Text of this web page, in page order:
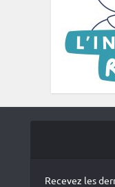
Recevez les